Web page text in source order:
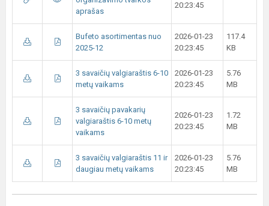
aprašas
20:23:45
Bufeto asortimentas nuo
2025-12
2026-01-23
20:23:45
117.4
KB
3 savaičių valgiaraštis 6-10
metų vaikams
2026-01-23
20:23:45
5.76
MB
3 savaičių pavakarių
valgiaraštis 6-10 metų
vaikams
2026-01-23
20:23:45
1.72
MB
3 savaičių valgiaraštis 11 ir
daugiau metų vaikams
2026-01-23
20:23:45
5.76
MB